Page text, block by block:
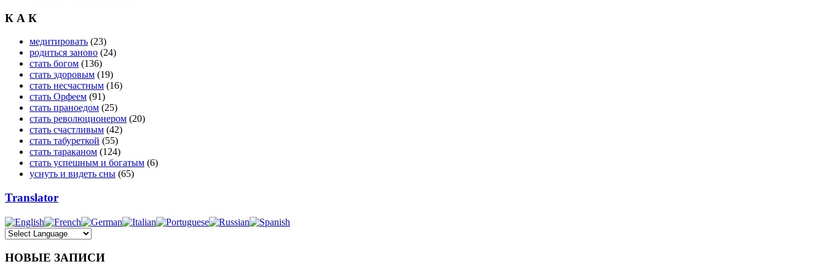
К А К
медитировать (23)
родиться заново (24)
стать богом (136)
стать здоровым (19)
стать несчастным (16)
стать Орфеем (91)
стать праноедом (25)
стать революционером (20)
стать счастливым (42)
стать табуреткой (55)
стать тараканом (124)
стать успешным и богатым (6)
уснуть и видеть сны (65)
Translator
НОВЫЕ ЗАПИСИ